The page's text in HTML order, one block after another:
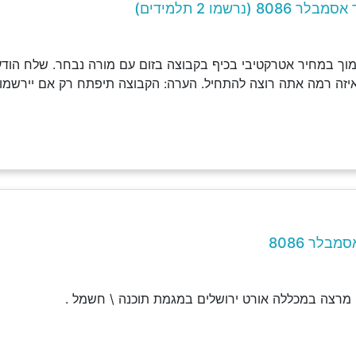
(נרשמו 2 תלמידים)
במחיר אטרקטיבי בכיף בקבוצה בזום עם מורה נבחר. שלח
רמה אתה רוצה להתחיל. הערה: הקבוצה תיפתח רק אם
8086
מרצה במכללה אורט ירושלים במגמת תוכנה \ חשמל .